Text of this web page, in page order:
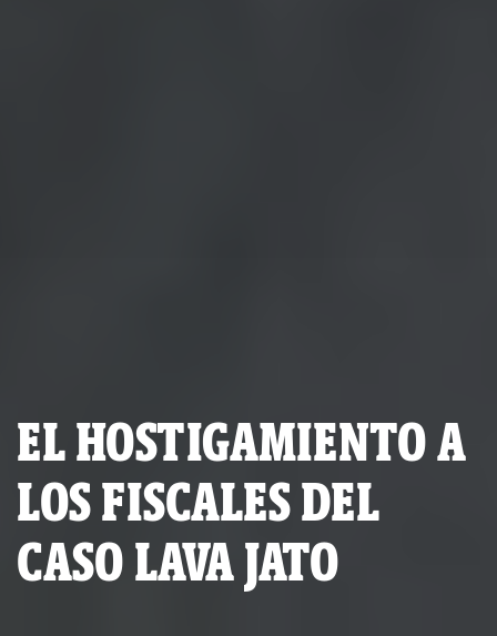
EL HOSTIGAMIENTO A
LOS FISCALES DEL
CASO LAVA JATO